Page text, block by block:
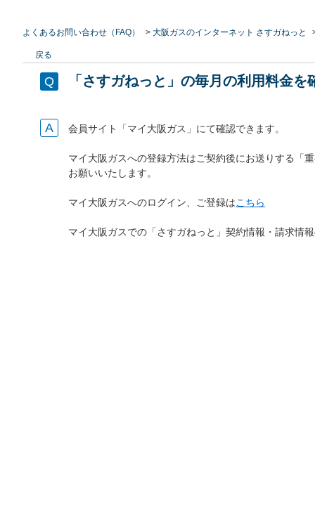
よくあるお問い合わせ（FAQ） > 大阪ガスのインターネット さすガねっと
戻る
「さすガねっと」の毎月の利用料金
会員サイト「マイ大阪ガス」にて確認できます。
マイ大阪ガスへの登録方法はご契約後にお送りする「
お願いいたします。
マイ大阪ガスへのログイン、ご登録はこちら
マイ大阪ガスでの「さすガねっと」契約情報・請求情